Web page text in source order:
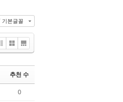
기본글꼴
GalleryFirstThumb
추천 수
0